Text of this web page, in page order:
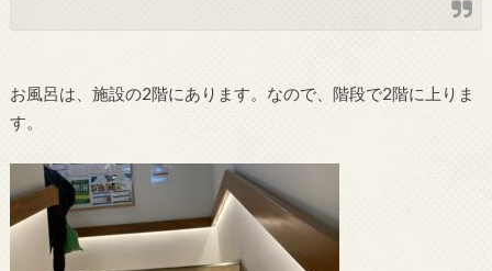
お風呂は、施設の2階にあります。なので、階段で2階に上りま
す。